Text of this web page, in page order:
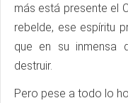
más está presente el
rebelde, ese espíritu
que en su inmensa
destruir.
Pero pese a todo lo